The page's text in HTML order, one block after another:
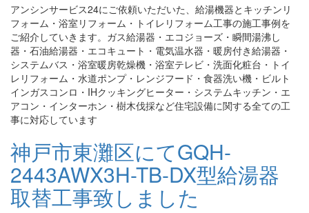
アンシンサービス24にご依頼いただいた、給湯機器とキッチンリ
フォーム・浴室リフォーム・トイレリフォーム工事の施工事例を
ご紹介していきます。ガス給湯器・エコジョーズ・瞬間湯沸し
器・石油給湯器・エコキュート・電気温水器・暖房付き給湯器・
システムバス・浴室暖房乾燥機・浴室テレビ・洗面化粧台・トイ
レリフォーム・水道ポンプ・レンジフード・食器洗い機・ビルト
インガスコンロ・IHクッキングヒーター・システムキッチン・エ
アコン・インターホン・樹木伐採など住宅設備に関する全ての工
事に対応しています
神戸市東灘区にてGQH-
2443AWX3H-TB-DX型給湯器
取替工事致しました